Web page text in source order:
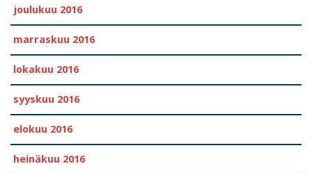
joulukuu 2016
marraskuu 2016
lokakuu 2016
syyskuu 2016
elokuu 2016
heinäkuu 2016